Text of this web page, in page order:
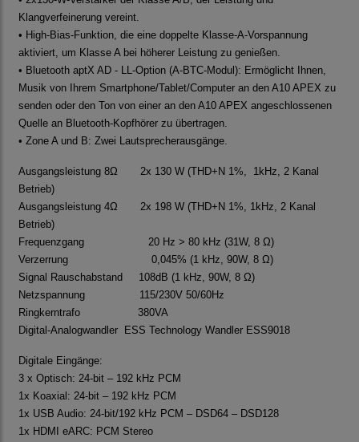
Klangverfeinerung vereint.
• High-Bias-Funktion, die eine doppelte Klasse-A-Vorspannung
aktiviert, um Klasse A bei höherer Leistung zu genießen.
• Bluetooth aptX AD - LL-Option (A-BTC-Modul): Ermöglicht
Ihnen,
Musik von Ihrem Smartphone/Tablet/Computer an den A10 APEX zu
senden oder den Ton von einer an den A10 APEX angeschlossenen
Quelle an Bluetooth-Kopfhörer zu übertragen.
• Zone A und B: Zwei Lautsprecherausgänge.
Ausgangsleistung 8Ω 2x 130 W (THD+N 1%, 1kHz, 2 Kanal
Betrieb)
Ausgangsleistung 4Ω 2x 198 W (THD+N 1%, 1kHz, 2 Kanal
Betrieb)
Frequenzgang 20 Hz > 80 kHz (31W, 8 Ω)
Verzerrung 0,045% (1 kHz, 90W, 8 Ω)
Signal Rauschabstand 108dB (1 kHz, 90W, 8 Ω)
Netzspannung 115/230V 50/60Hz
Ringkerntrafo 380VA
Digital-Analogwandler ESS Technology Wandler ESS9018
Digitale Eingänge:
3 x Optisch: 24-bit – 192 kHz PCM
1x Koaxial: 24-bit – 192 kHz PCM
1x USB Audio: 24-bit/192 kHz PCM – DSD64 – DSD128
1x HDMI eARC: PCM Stereo